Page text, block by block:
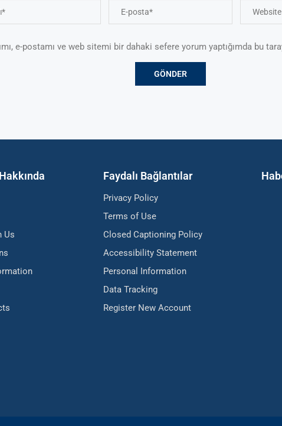
e-postamı ve web sitemi bir dahaki sefere yorum yaptığımda bu
Us
Faydalı Bağlantılar
Privacy Policy
Terms of Use
Closed Captioning Policy
Accessibility Statement
Personal Information
Data Tracking
Register New Account